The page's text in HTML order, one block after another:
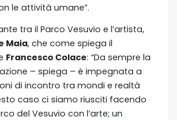
le attività umane”.
tra il Parco Vesuvio e l’artista,
Maia, che come spiega il
Francesco Colace: “Da sempre la
– spiega – è impegnata a
di incontro tra mondi e realtà
caso ci siamo riusciti facendo
del Vesuvio con l’arte; un